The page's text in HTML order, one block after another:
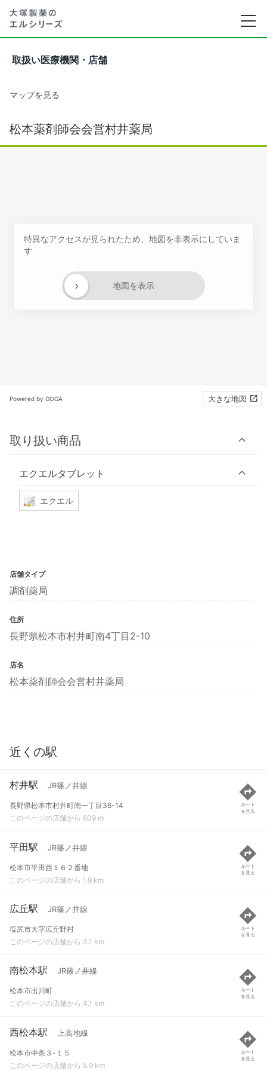
取扱い医療機関・店舗
マップを見る
松本薬剤師会会営村井薬局
特異なアクセスが見られたため、地図を非表示にしていま
す
地図を表示
›
Powered by GOGA 大きな地図
取り扱い商品
エクエルタブレット
エクエル
店舗タイプ
調剤薬局
住所
長野県松本市村井町南4丁目2-10
店名
松本薬剤師会会営村井薬局
近くの駅
村井駅 JR篠ノ井線
長野県松本市村井町南一丁目36-14
このページの店舗から 609 m
ルート
を見る
平田駅 JR篠ノ井線
松本市平田西１６２番地
このページの店舗から 1.9 km
ルート
を見る
広丘駅 JR篠ノ井線
塩尻市大字広丘野村
このページの店舗から 3.1 km
ルート
を見る
南松本駅 JR篠ノ井線
松本市出川町
このページの店舗から 4.1 km
ルート
を見る
西松本駅 上高地線
松本市中条３-１５
このページの店舗から 5.9 km
ルート
を見る